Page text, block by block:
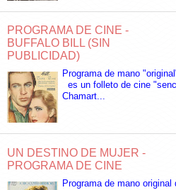
PROGRAMA DE CINE -
BUFFALO BILL (SIN
PUBLICIDAD)
Programa de mano
es un folleto de cine
Chamart...
UN DESTINO DE MUJER -
PROGRAMA DE CINE
Programa de mano